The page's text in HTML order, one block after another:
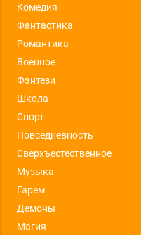
Комедия
Фантастика
Романтика
Военное
Фэнтези
Школа
Спорт
Повседневность
Сверхъестественное
Музыка
Гарем
Демоны
Магия